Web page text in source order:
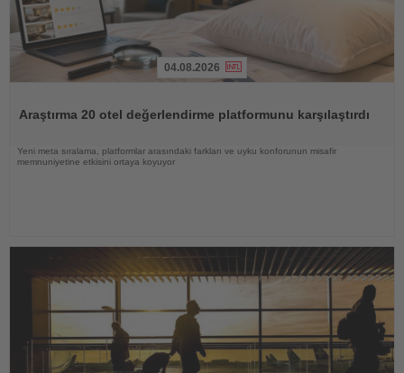
04.08.2026
Araştırma 20 otel değerlendirme platformunu karşılaştırdı
Yeni meta sıralama, platformlar arasındaki farkları ve uyku konforunun misafir
memnuniyetine etkisini ortaya koyuyor